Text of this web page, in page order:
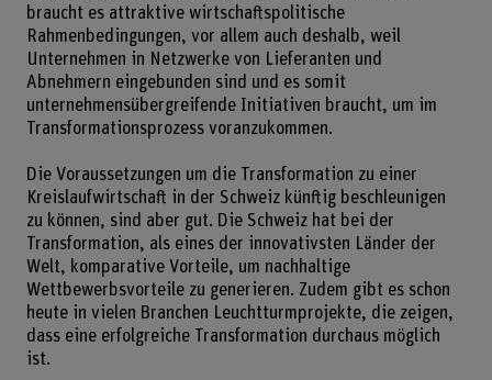
braucht es attraktive wirtschaftspolitische
Rahmenbedingungen, vor allem auch deshalb, weil
Unternehmen in Netzwerke von Lieferanten und
Abnehmern eingebunden sind und es somit
unternehmensübergreifende Initiativen braucht, um im
Transformationsprozess voranzukommen.
Die Voraussetzungen um die Transformation zu einer
Kreislaufwirtschaft in der Schweiz künftig beschleunigen
zu können, sind aber gut. Die Schweiz hat bei der
Transformation, als eines der innovativsten Länder der
Welt, komparative Vorteile, um nachhaltige
Wettbewerbsvorteile zu generieren. Zudem gibt es schon
heute in vielen Branchen Leuchtturmprojekte, die zeigen,
dass eine erfolgreiche Transformation durchaus möglich
ist.